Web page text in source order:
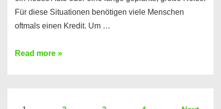
Für diese Situationen benötigen viele Menschen
oftmals einen Kredit. Um …
Brauchen
Read more »